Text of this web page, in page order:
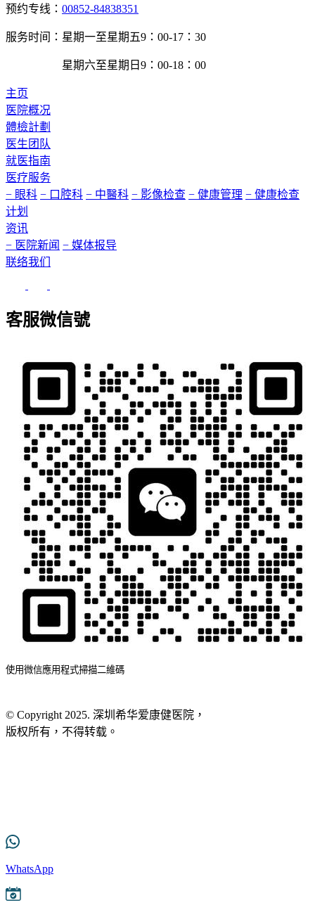
预约专线： 00852-84838351
服务时间： 星期一至星期五9：00-17：30
星期六至星期日9：00-18：00
主页
医院概况
體檢計劃
医生团队
就医指南
医疗服务
− 眼科 − 口腔科 − 中醫科 − 影像检查 − 健康管理 − 健康检查
计划
资讯
− 医院新闻 − 媒体报导
联络我们
客服微信號
使用微信應用程式掃描二維碼
© Copyright 2025. 深圳希华爱康健医院，
版权所有，不得转载。
WhatsApp